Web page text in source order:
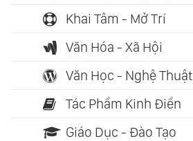
Khai Tâm - Mở Trí
Văn Hóa - Xã Hội
Văn Học - Nghệ Thuật
Tác Phẩm Kinh Điển
Giáo Dục - Đào Tạo